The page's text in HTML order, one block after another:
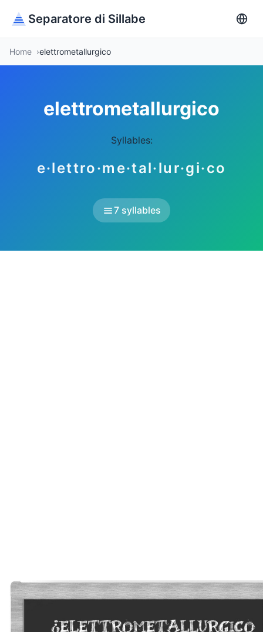
Separatore di Sillabe
Home elettrometallurgico
elettrometallurgico
Syllables:
e·lettro·me·tal·lur·gi·co
7 syllables